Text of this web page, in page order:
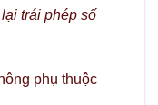
trái phép số
phụ thuộc